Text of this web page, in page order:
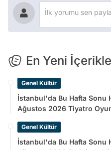
En Yeni
Genel Kültür
İstanbul'da Bu Hafta Sonu
Ağustos 2026 Tiyatro
Genel Kültür
İstanbul'da Bu Hafta Sonu